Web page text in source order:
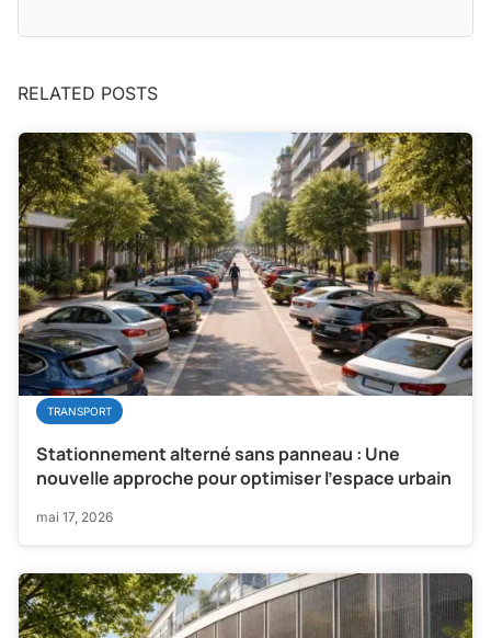
RELATED POSTS
TRANSPORT
Stationnement alterné sans panneau : Une
nouvelle approche pour optimiser l’espace urbain
mai 17, 2026